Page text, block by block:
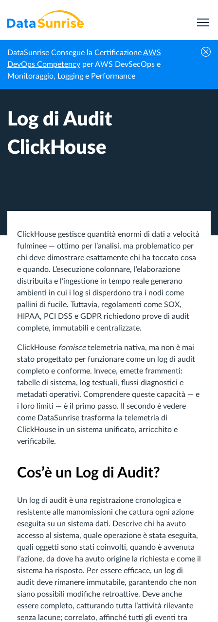
DataSunrise Consegue la CertificazioneAWS
DevOps Competency per AWS DevSecOps e
Monitoraggio, Logging e Performance
Homepage Centro di Conoscenza Log di Audit ClickHouse
Log di Audit
ClickHouse
ClickHouse gestisce quantità enormi di dati a velocità
fulminee — ottimo per l’analisi, ma problematico per
chi deve dimostrare esattamente chi ha toccato cosa
e quando. L’esecuzione colonnare, l’elaborazione
distribuita e l’ingestione in tempo reale generano
ambienti in cui i log si disperdono tra i nodi come
pallini di fucile. Tuttavia, regolamenti come SOX,
HIPAA, PCI DSS e GDPR richiedono prove di audit
complete, immutabili e centralizzate.
ClickHouse forniscetelemetria nativa, ma non è mai
stato progettato per funzionare come un log di audit
completo e conforme. Invece, emette frammenti:
tabelle di sistema, log testuali, flussi diagnostici e
metadati operativi. Comprendere queste capacità — e
i loro limiti — è il primo passo. Il secondo è vedere
come DataSunrise trasforma la telemetria di
ClickHouse in un sistema unificato, arricchito e
verificabile.
Cos’è un Log di Audit?
Un log di audit è una registrazione cronologica e
resistente alle manomissioni che cattura ogni azione
eseguita su un sistema dati. Descrive chi ha avuto
accesso al sistema, quale operazione è stata eseguita,
quali oggetti sono stati coinvolti, quando è avvenuta
l’azione, da dove ha avuto origine la richiesta e come il
sistema ha risposto. Per essere efficace, un log di
audit deve rimanere immutabile, garantendo che non
siano possibili modifiche retroattive. Deve anche
essere completo, catturando tutta l’attività rilevante
senza lacune; correlato, affinché tutti gli eventi tra